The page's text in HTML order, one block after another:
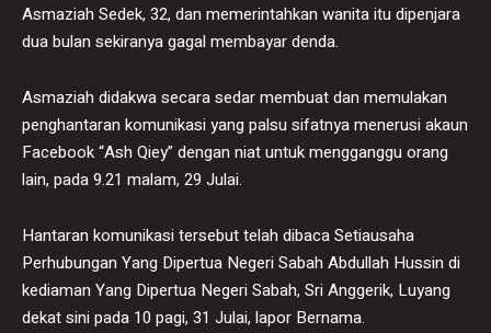
Asmaziah Sedek, 32, dan memerintahkan wanita itu dipenjara
dua bulan sekiranya gagal membayar denda.
Asmaziah didakwa secara sedar membuat dan memulakan
penghantaran komunikasi yang palsu sifatnya menerusi akaun
Facebook “Ash Qiey” dengan niat untuk mengganggu orang
lain, pada 9.21 malam, 29 Julai.
Hantaran komunikasi tersebut telah dibaca Setiausaha
Perhubungan Yang Dipertua Negeri Sabah Abdullah Hussin di
kediaman Yang Dipertua Negeri Sabah, Sri Anggerik, Luyang
dekat sini pada 10 pagi, 31 Julai, lapor Bernama.